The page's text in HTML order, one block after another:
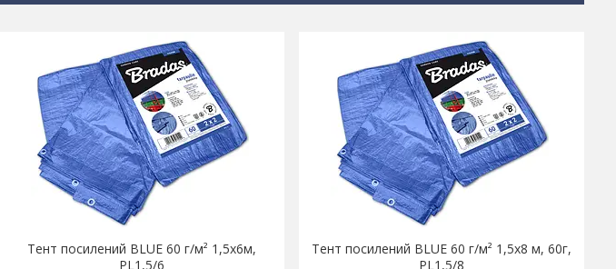
Тент посилений BLUE 60 г/м² 1,5х6м,
PL1,5/6
Тент посилений BLUE 60 г/м² 1,5х8 м, 60г,
PL1,5/8